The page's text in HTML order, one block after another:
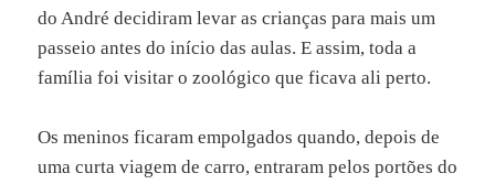
do André decidiram levar as crianças para mais um
passeio antes do início das aulas. E assim, toda a
família foi visitar o zoológico que ficava ali perto.
Os meninos ficaram empolgados quando, depois de
uma curta viagem de carro, entraram pelos portões do